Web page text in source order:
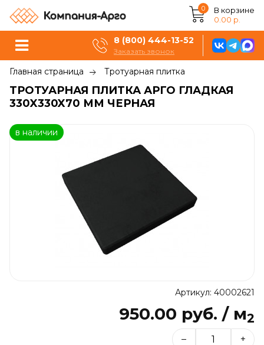
0
В корзине
0.00 р.
8 (800) 444-13-52
Заказать звонок
Главная страница Тротуарная плитка
ТРОТУАРНАЯ ПЛИТКА АРГО ГЛАДКАЯ
330X330X70 ММ ЧЕРНАЯ
в наличии
Артикул: 40002621
950.00 руб. / м2
– +